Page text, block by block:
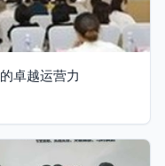
卓越运营力